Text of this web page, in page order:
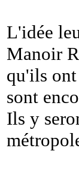
L'idée
Manoir
qu'ils
sont
Ils y